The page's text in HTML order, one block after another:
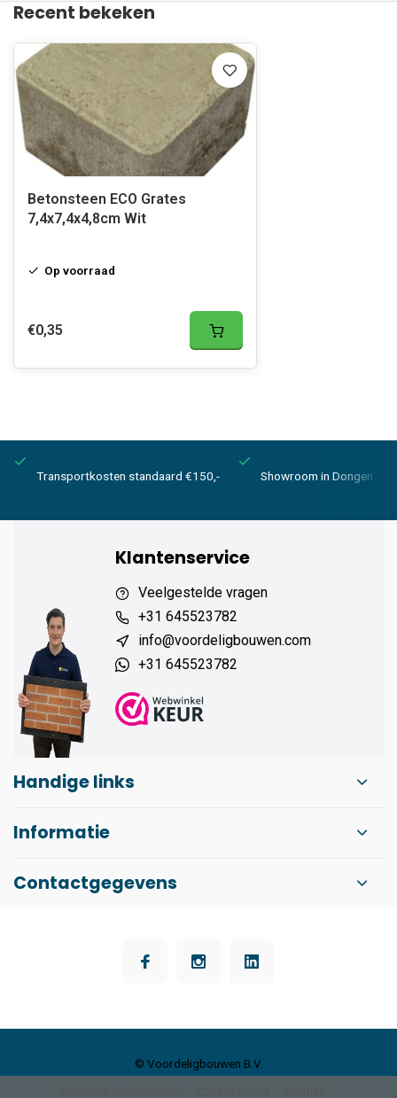
Recent bekeken
Betonsteen ECO Grates
7,4x7,4x4,8cm Wit
Op voorraad
€0,35
Transportkosten standaard €150,- Showroom in Dongen
Klantenservice
Veelgestelde vragen
+31 645523782
info@voordeligbouwen.com
+31 645523782
Handige links
Informatie
Contactgegevens
© Voordeligbouwen B.V.